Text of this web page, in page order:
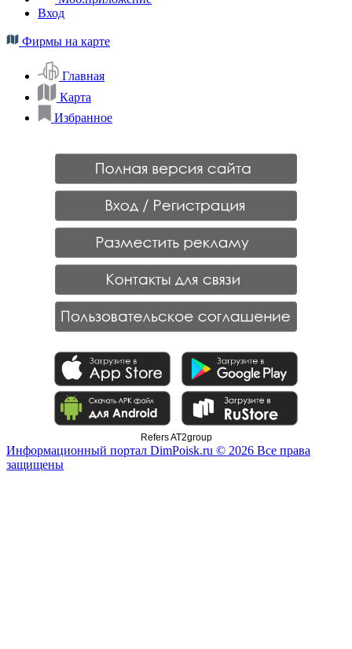
Вход
Фирмы на карте
Главная
Карта
Избранное
Refers AT2group
Информационный портал DimPoisk.ru © 2026 Все права
защищены